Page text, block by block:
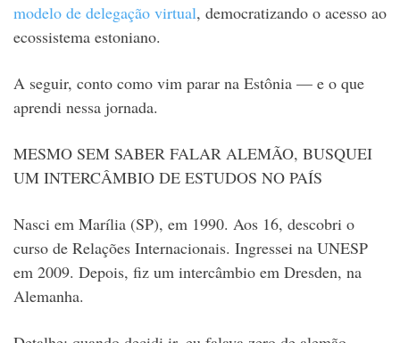
modelo de delegação virtual, democratizando o acesso ao
ecossistema estoniano.
A seguir, conto como vim parar na Estônia — e o que
aprendi nessa jornada.
MESMO SEM SABER FALAR ALEMÃO, BUSQUEI
UM INTERCÂMBIO DE ESTUDOS NO PAÍS
Nasci em Marília (SP), em 1990. Aos 16, descobri o
curso de Relações Internacionais. Ingressei na UNESP
em 2009. Depois, fiz um intercâmbio em Dresden, na
Alemanha.